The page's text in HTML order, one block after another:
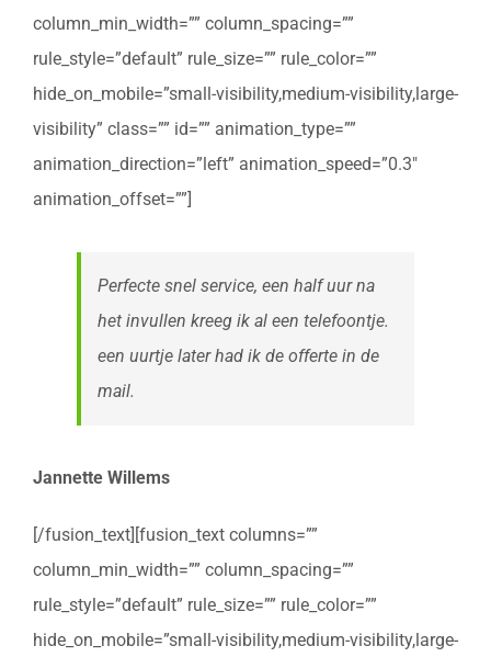
column_min_width=”” column_spacing=””
rule_style=”default” rule_size=”” rule_color=””
hide_on_mobile=”small-visibility,medium-visibility,large-
visibility” class=”” id=”” animation_type=””
animation_direction=”left” animation_speed=”0.3″
animation_offset=””]
Perfecte snel service, een half uur na
het invullen kreeg ik al een telefoontje.
een uurtje later had ik de offerte in de
mail.
Jannette Willems
[/fusion_text][fusion_text columns=””
column_min_width=”” column_spacing=””
rule_style=”default” rule_size=”” rule_color=””
hide_on_mobile=”small-visibility,medium-visibility,large-